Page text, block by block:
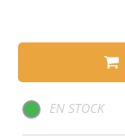
EN STOCK